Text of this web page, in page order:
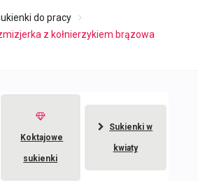
do pracy
z kołnierzykiem brązowa
Koktajowe
sukienki
Sukienki w
kwiaty